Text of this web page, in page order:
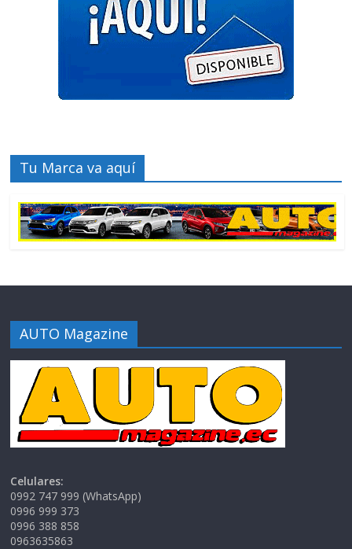
Tu Marca va aquí
AUTO Magazine
Celulares:
0992 747 999 (WhatsApp)
0996 999 373
0996 388 858
0963635863